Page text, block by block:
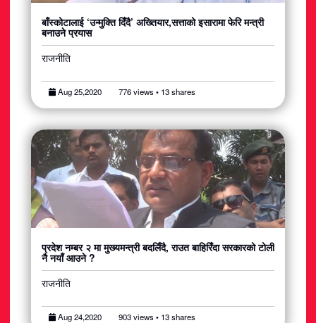
बाँस्कोटालाई ‘उन्मुक्ति दिँदै’ अख्तियार,सत्ताको इसारामा फेरि मन्त्री
बनाउने प्रयास
राजनीति
Aug 25,2020 776 views • 13 shares
प्रदेश नम्बर २ मा मुख्यमन्त्री बदलिँदै, राउत बाहिरिँदा सरकारको टोली
नै नयाँ आउने ?
राजनीति
Aug 24,2020 903 views • 13 shares